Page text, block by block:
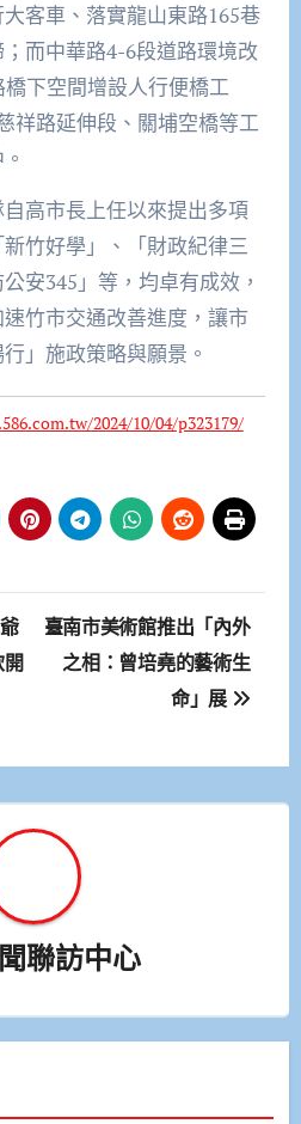
客車、落實龍山東路165巷
而中華路4-6段道路環境改
下空間增設人行便橋工
祥路延伸段、關埔空橋等工
高市長上任以來提出多項
竹好學」、「財政紀律三
安345」等，均卓有成效，
竹市交通改善進度，讓市
」施政策略與願景。
2024/10/04/p323179/
臺南市美術館推出「內外
之相：曾培堯的藝術生
命」展
聯訪中心